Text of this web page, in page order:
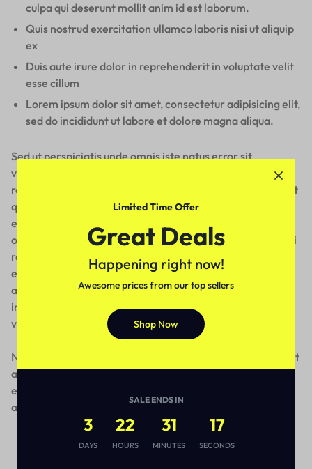
culpa qui deserunt mollit anim id est laborum.
Quis nostrud exercitation ullamco laboris nisi ut aliquip
ex
Duis aute irure dolor in reprehenderit in voluptate velit
esse cillum
Lorem ipsum dolor sit amet, consectetur adipisicing elit,
sed do incididunt ut labore et dolore magna aliqua.
Sed ut perspiciatis unde omnis iste natus error sit
voluptatem accusantium doloremque laudantium, totam
rem aperiam, eaque ipsa quae ab illo inventore veritatis et
quasi architecto beatae vitae dicta sunt explicabo. Nemo
enim ipsam voluptatem quia voluptas sit aspernatur aut
odit aut fugit, sed quia consequuntur magni dolores eos qui
ratione voluptatem sequi nesciunt. Neque porro quisquam
est, qui dolorem ipsum quia dolor sit amet, consectetur,
adipisci velit, sed quia non numquam eius modi tempora
incidunt ut labore et dolore magnam aliquam quaerat
voluptatem.
Neque porro quisquam est, qui dolorem ipsum quia dolor sit
amet, consectetur, adipisci velit, sed quia non numquam
eius modi tempora incidunt ut labore et dolore magnam
aliquam quaerat voluptatem.
Limited Time Offer
Great Deals
Happening right now!
Awesome prices from our top sellers
Shop Now
SALE ENDS IN
3
DAYS
22
HOURS
31
MINUTES
17
SECONDS